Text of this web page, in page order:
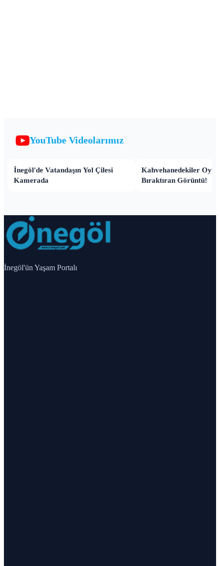
YouTube Videolarımız
İnegöl'de Vatandaşın Yol Çilesi
Kamerada
Kahvehanedekiler
Bıraktıran Görüntü!
İnegöl'ün Yaşam Portalı